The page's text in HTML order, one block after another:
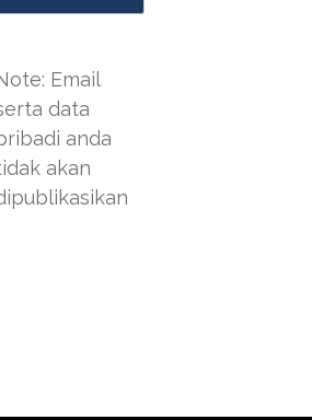
Email
data
anda
akan